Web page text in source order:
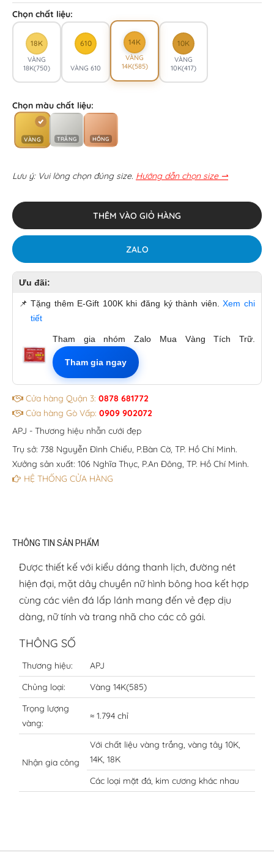
Chọn chất liệu:
18K
VÀNG
18K(750)
610
VÀNG 610
14K
VÀNG
14K(585)
10K
VÀNG
10K(417)
Chọn màu chất liệu:
VÀNG TRẮNG HỒNG
Lưu ý: Vui lòng chọn đúng size. Hướng dẫn chọn size ⇀
THÊM VÀO GIỎ HÀNG
ZALO
Ưu đãi:
📌 Tặng thêm E-Gift 100K khi đăng ký thành viên.Xem chi
tiết
Tham gia nhóm Zalo Mua Vàng Tích Trữ.
Tham gia ngay
Cửa hàng Quận 3: 0878 681772
Cửa hàng Gò Vấp: 0909 902072
APJ - Thương hiệu nhẫn cưới đẹp
Trụ sở: 738 Nguyễn Đình Chiểu, P.Bàn Cờ, TP. Hồ Chí Minh.
Xưởng sản xuất: 106 Nghĩa Thục, P.An Đông, TP. Hồ Chí Minh.
HỆ THỐNG CỬA HÀNG
THÔNG TIN SẢN PHẨM
Được thiết kế với kiểu dáng thanh lịch, đường nét
hiện đại, mặt dây chuyền nữ hình bông hoa kết hợp
cùng các viên đá lấp lánh mang đến vẻ đẹp dịu
dàng, nữ tính và trang nhã cho các cô gái.
THÔNG SỐ
Thương hiệu:
APJ
Chủng loại:
Vàng 14K(585)
Trọng lượng
vàng:
≈ 1.794 chỉ
Nhận gia công
Với chất liệu vàng trắng, vàng tây 10K,
14K, 18K
Các loại mặt đá, kim cương khác nhau